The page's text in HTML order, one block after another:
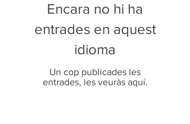
Encara no hi ha
entrades en aquest
idioma
Un cop publicades les
entrades, les veuràs aquí.